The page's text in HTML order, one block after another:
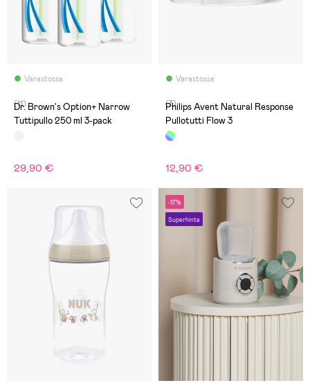
Varastossa
(11)
Dr. Brown's Option+ Narrow
Tuttipullo 250 ml 3-pack
29,90 €
Varastossa
(3)
Philips Avent Natural Response
Pullotutti Flow 3
12,90 €
-17%
Superhinta